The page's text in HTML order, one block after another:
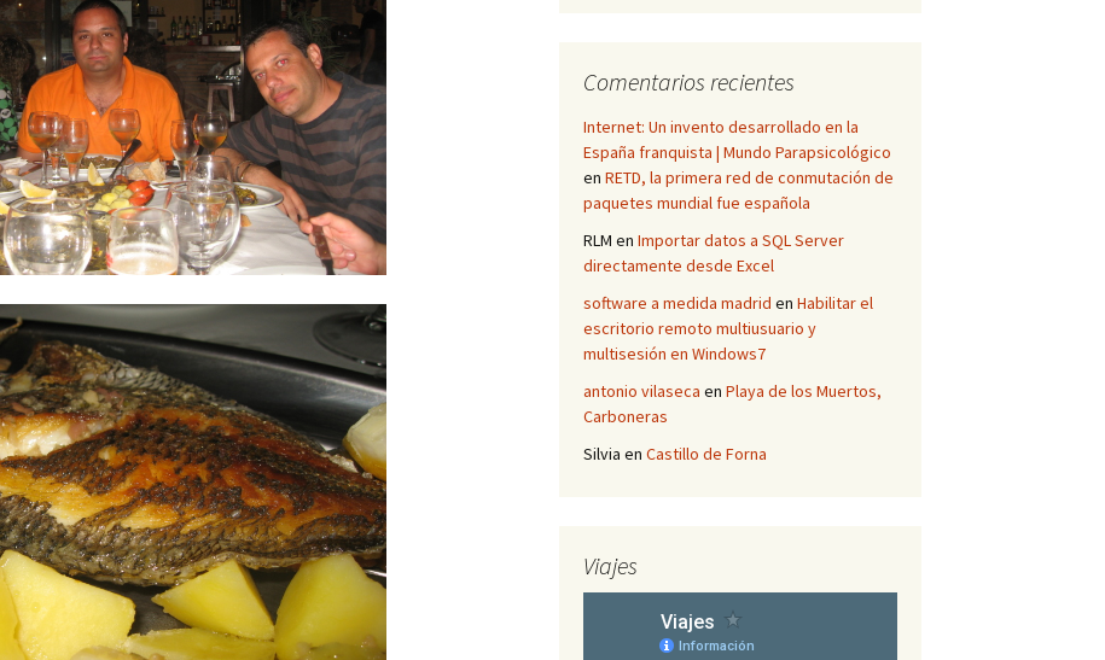
Comentarios recientes
Internet: Un invento desarrollado en la
España franquista | Mundo Parapsicológico
en RETD, la primera red de conmutación de
paquetes mundial fue española
RLM en Importar datos a SQL Server
directamente desde Excel
software a medida madrid en Habilitar el
escritorio remoto multiusuario y
multisesión en Windows7
antonio vilaseca en Playa de los Muertos,
Carboneras
Silvia en Castillo de Forna
Viajes